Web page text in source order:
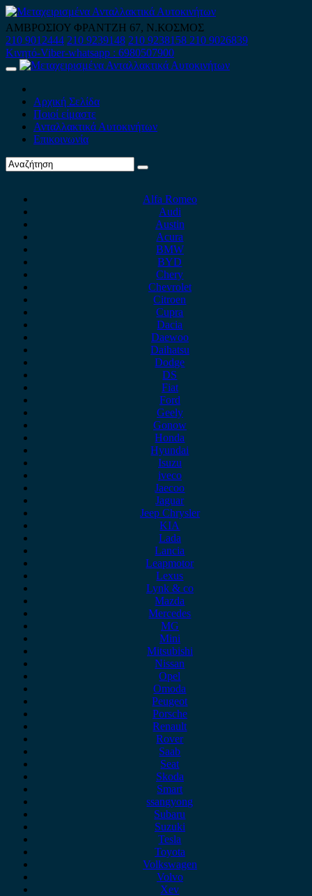
Skip
to
content
ΑΜΒΡΟΣΙΟΥ ΦΡΑΝΤΖΗ 67, Ν.ΚΟΣΜΟΣ
210 9012444 210 9239148 210 9238158 210 9026839
Κινητό-Viber-whatsapp : 6980507900
Primary
Αρχική Σελίδα
Ποιοί είμαστε
Ανταλλακτικά Αυτοκινήτων
Επικοινωνία
Alfa Romeo
Audi
Austin
Acura
BMW
BYD
Chery
Chevrolet
Citroen
Cupra
Dacia
Daewoo
Daihatsu
Dodge
DS
Fiat
Ford
Geely
Gonow
Honda
Hyundai
Isuzu
iveco
Jaecoo
Jaguar
Jeep Chrysler
KIA
Lada
Lancia
Leapmotor
Lexus
Lynk & co
Mazda
Mercedes
MG
Mini
Mitsubishi
Nissan
Opel
Omoda
Peugeot
Porsche
Renault
Rover
Saab
Seat
Skoda
Smart
ssangyong
Subaru
Suzuki
Tesla
Toyota
Volkswagen
Volvo
Xev